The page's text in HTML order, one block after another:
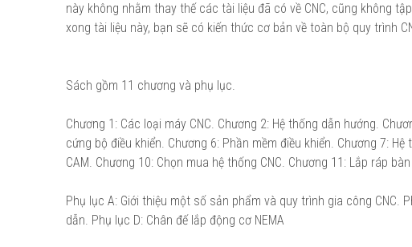
này không nhằm thay thế các tài liệu đã có về CNC, cũng không
xong tài liệu này, bạn sẽ có kiến thức cơ bản về toàn bộ quy trình
Sách gồm 11 chương và phụ lục.
Chương 1: Các loại máy CNC. Chương 2: Hệ thống dẫn hướng.
cứng bộ điều khiển. Chương 6: Phần mềm điều khiển. Chương 7:
CAM. Chương 10: Chọn mua hệ thống CNC. Chương 11: Lắp ráp
Phụ lục A: Giới thiệu một số sản phẩm và quy trình gia công CNC.
dẫn. Phụ lục D: Chân đế lắp động cơ NEMA